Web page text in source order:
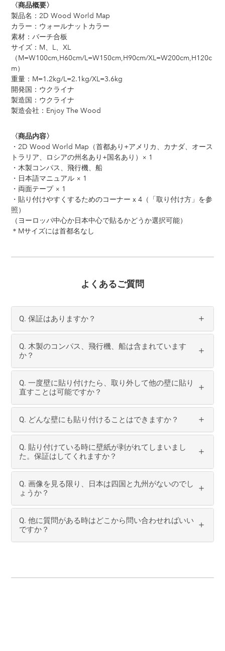
〈商品概要〉
製品名：2D Wood World Map
カラー：ウォールナットカラー
素材：バーチ合板
サイズ：M、L、XL
（M=W100cm,H60cm/L=W150cm,H90cm/XL=W200cm,H120c
m）
重量：M=1.2kg/L=2.1kg/XL=3.6kg
開発国：ウクライナ
製造国：ウクライナ
製造会社：Enjoy The Wood
〈商品内容〉
・2D Wood World Map（首都あり+アメリカ、カナダ、オース
トラリア、ロシアの州名あり+国名あり）× 1
・木製コンパス、飛行機、船
・日本語マニュアル × 1
・両面テープ × 1
・貼り付けやすくするためのコーナー x 4（「取り付け方」を参
照）
（ヨーロッパ中心か日本中心で貼るかどうか選択可能）
＊Mサイズには首都名なし
よくあるご質問
Q. 保証はありますか？
Q. 木製のコンパス、飛行機、船は含まれています
か？
Q. 一度壁に貼り付けたら、取り外して他の壁に貼り
直すことは可能ですか？
Q. どんな壁にも貼り付けることはできますか？
Q. 貼り付けている時に壁紙が剥がれてしまいまし
た。保証はしてくれますか？
Q. 画像を見る限り、日本は四国と九州がないのでし
ょうか？
Q. 他に質問がある時はどこから問い合わせればいい
ですか？